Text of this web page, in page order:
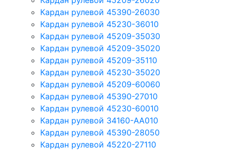
Кардан рулевой 45390-26030
Кардан рулевой 45230-36010
Кардан рулевой 45209-35030
Кардан рулевой 45209-35020
Кардан рулевой 45209-35110
Кардан рулевой 45230-35020
Кардан рулевой 45209-60060
Кардан рулевой 45390-27010
Кардан рулевой 45230-60010
Кардан рулевой 34160-AA010
Кардан рулевой 45390-28050
Кардан рулевой 45220-27110